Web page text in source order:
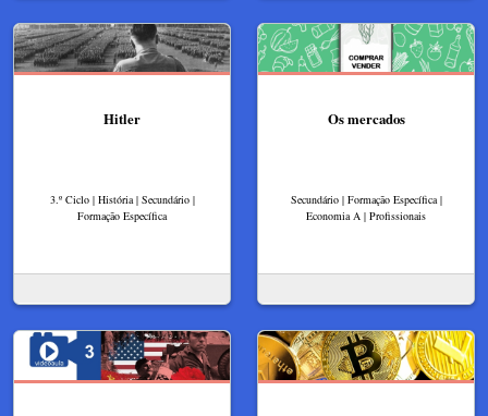
Hitler
3.º Ciclo | História | Secundário |
Formação Específica
Os mercados
Secundário | Formação Específica |
Economia A | Profissionais